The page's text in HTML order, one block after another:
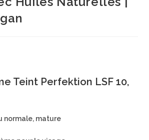
Teint Perfektion LSF 10,
normale, mature